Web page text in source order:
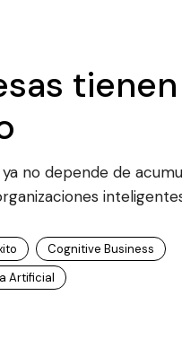
no depende de
Cognitive Business
Artificial